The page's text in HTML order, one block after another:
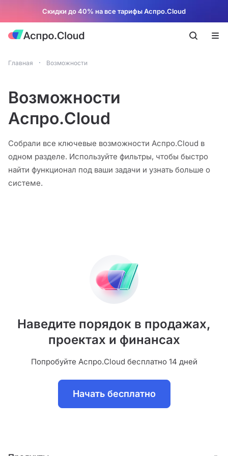
Скидки до 40% на все тарифы Аспро.Cloud
Главная Возможности
Возможности
Аспро.Cloud
Собрали все ключевые возможности Аспро.Cloud в
одном разделе. Используйте фильтры, чтобы быстро
найти функционал под ваши задачи и узнать больше о
системе.
Наведите порядок в продажах,
проектах и финансах
Попробуйте Аспро.Cloud бесплатно 14 дней
Начать бесплатно